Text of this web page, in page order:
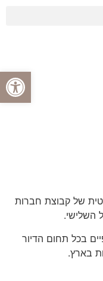
של קבוצת חברות
השלישי.
בכל תחום הדיור
בארץ.
פתח